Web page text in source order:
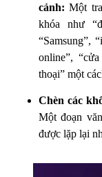
cảnh: Một
khóa như
“Samsung”,
online”,
thoại” một
Chèn các
Một đoạn
được lặp lại